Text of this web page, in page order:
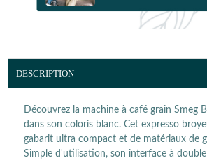
DESCRIPTION
Découvrez la machine à café grain Smeg
dans son coloris blanc. Cet expresso
gabarit ultra compact et de matériaux de
Simple d'utilisation, son interface à